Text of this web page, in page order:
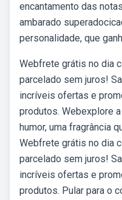
encantamento das
ambarado
personalidade, que
Webfrete grátis no dia
parcelado sem juros!
incríveis ofertas e
produtos. Webexplore
humor, uma fragrância
Webfrete grátis no dia
parcelado sem juros!
incríveis ofertas e
produtos. Pular para o